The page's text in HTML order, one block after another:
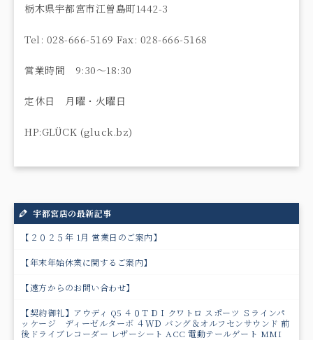
栃木県宇都宮市江曽島町1442-3
Tel: 028-666-5169 Fax: 028-666-5168
営業時間 9:30〜18:30
定休日 月曜・火曜日
HP:GLÜCK (gluck.bz)
宇都宮店の最新記事
【２０２５年 1月 営業日のご案内】
【年末年始休業に関するご案内】
【遠方からのお問い合わせ】
【契約御礼】アウディ Q5 ４０ＴＤＩクワトロ スポーツ Ｓラインパ
ッケージ ディーゼルターボ ４ＷＤ バング＆オルフセンサウンド 前
後ドライブレコーダー レザーシート ACC 電動テールゲート MMI